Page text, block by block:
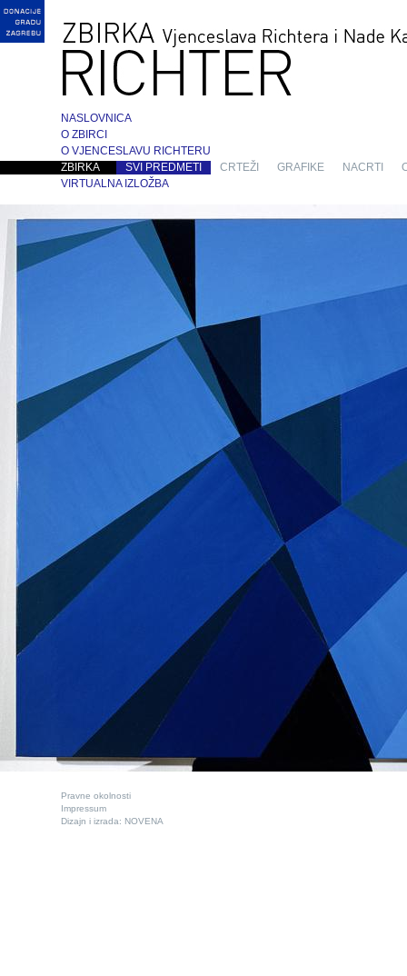
NASLOVNICA
O ZBIRCI
O VJENCESLAVU RICHTERU
ZBIRKA
SVI PREDMETI CRTEŽI GRAFIKE NACRTI
VIRTUALNA IZLOŽBA
Pravne okolnosti
Impressum
Dizajn i izrada: NOVENA